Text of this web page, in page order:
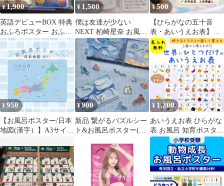
¥1,900
英語デビューBOX 特典
おふろポスター おふろ
えほん バイリンガルベ
イビー
¥ 1,500
僕は友達が少ない
NEXT 柏崎星奈 お風呂
ポスター
¥500
【ひらがなの五十音
表・あいうえお表】ラ
ミネート済✨お風呂で
も使える🌟ひらがな50
音表｜書き順付き＆カ
タカナ表記｜お風呂OK
防水ポスター｜見やす
い教科書体×5色カラー
｜入学準備・知育に人
気
¥950
【お風呂ポスター/日本
地図(漢字）】A3サイズ
丸加工
¥900
新品 繋がるパズルシー
ト&お風呂ポスター(野
¥ 1,200
あいうえお表 ひらがな
表 お風呂 知育ポスター
名入れ無料 2歳～ 防水